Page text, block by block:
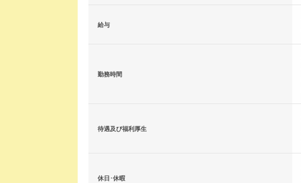
給与
勤務時間
待遇及び福利厚生
休日･休暇